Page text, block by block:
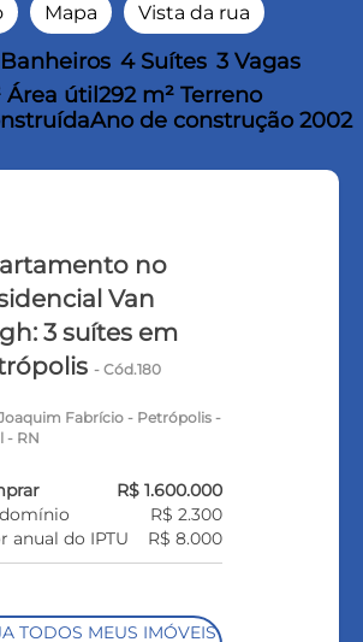
Mapa Vista da rua
4 Suítes 3 Vagas
Área útil 292 m² Terreno
Ano de construção 2002
no
Van
3 suítes em
- Cód.180
Fabrício - Petrópolis -
- RN
R$ 1.600.000
R$ 2.300
anual do IPTU
R$ 8.000
TODOS MEUS IMÓVEIS